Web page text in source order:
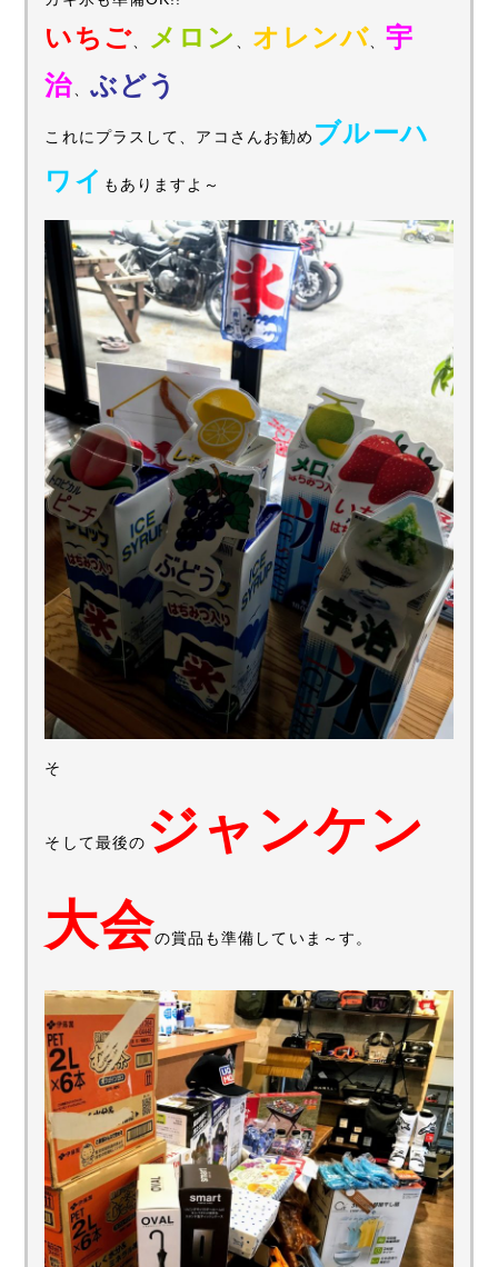
いちご メロン オレンバ 、宇
治 ぶどう
これにプラスして、アコさんお勧め ブルーハ
ワイ もありますよ～
そ
そして最後の ジャンケン
大会の賞品も準備していま～す。